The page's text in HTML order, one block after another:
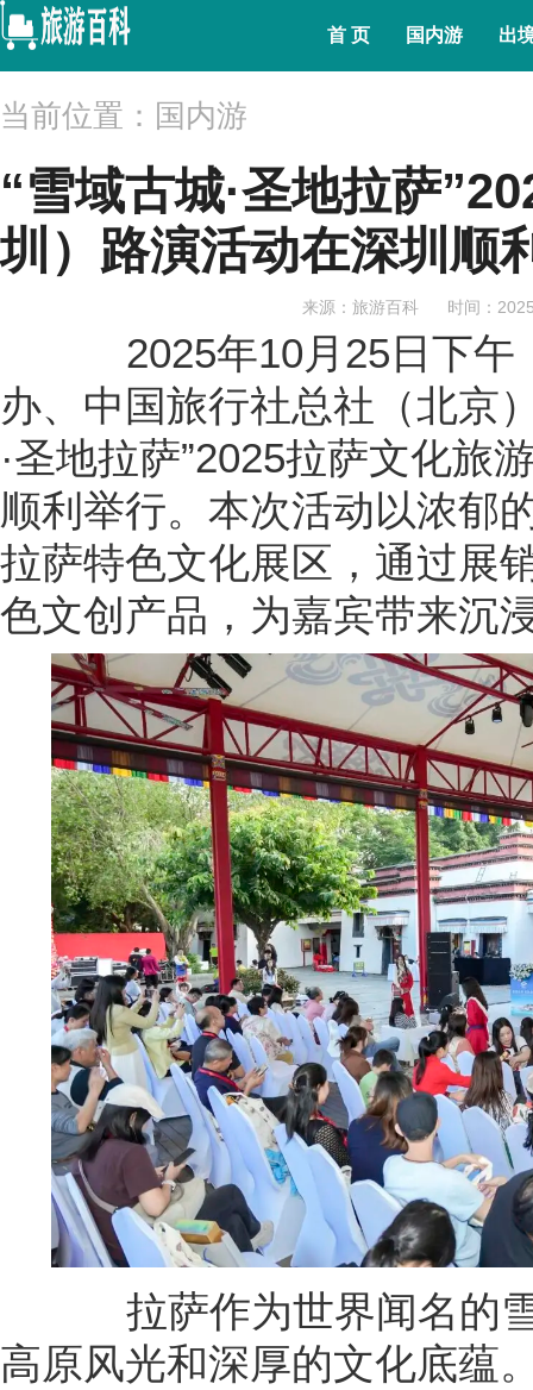
首 页 国内游 出
当前位置：国内游
“雪域古城·圣地拉萨
圳）路演活动在深圳顺
来源：旅游百科 时间：
2025年10月25日下午
办、中国旅行社总社（北京
·圣地拉萨”2025拉萨文化旅
顺利举行。本次活动以浓郁
拉萨特色文化展区，通过展
色文创产品，为嘉宾带来沉
拉萨作为世界闻名的雪
高原风光和深厚的文化底蕴